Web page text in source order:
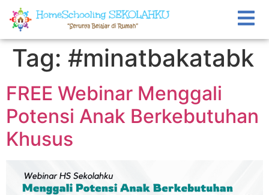
Tag: #minatbakatabk
FREE Webinar Menggali
Potensi Anak Berkebutuhan
Khusus